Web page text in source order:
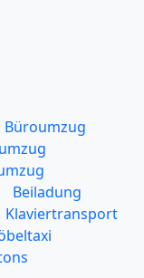
Büroumzug
Beiladung
Klaviertransport